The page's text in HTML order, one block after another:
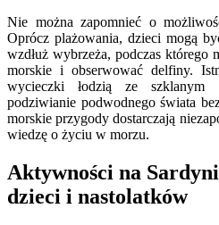
Nie można zapomnieć o
Oprócz plażowania, dzieci mogą
wzdłuż wybrzeża, podczas
morskie i obserwować delfiny.
wycieczki łodzią ze szklanym
podziwianie podwodnego świata
morskie przygody dostarczają
wiedzę o życiu w morzu.
Aktywności na
dzieci i nastolatków